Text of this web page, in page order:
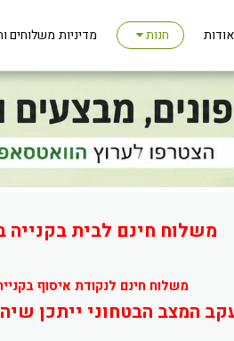
משלוח חינם לבית בקנייה באתר
משלוח חינם לנקודת איסוף בקנייה
המצב הבטחוני ייתכן
אודות חנות מדיניות משלוחים